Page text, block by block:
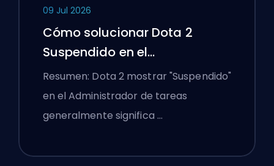
09 Jul 2026
Cómo solucionar Dota 2
Suspendido en el
Administrador de tareas en un
portátil con Windows
Resumen: Dota 2 mostrar "Suspendido"
en el Administrador de tareas
generalmente significa …